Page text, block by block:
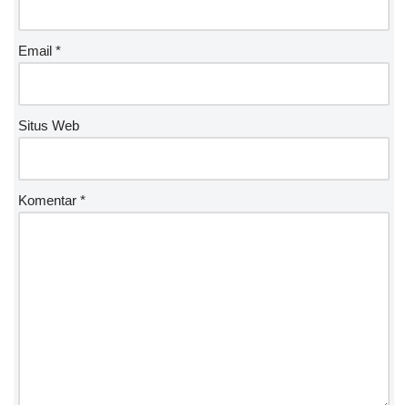
Email *
Situs Web
Komentar *